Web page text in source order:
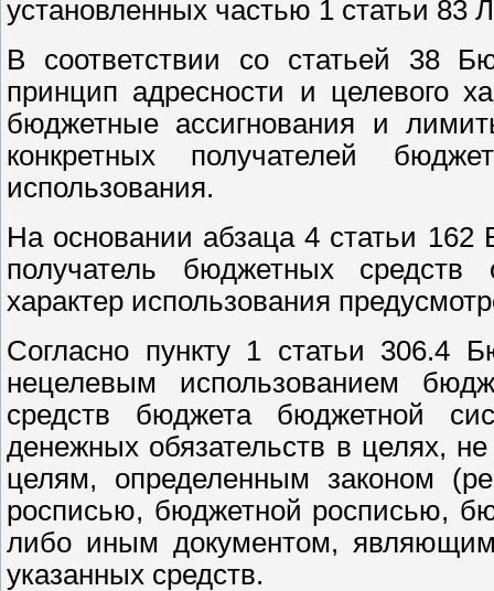
установленных частью 1 статьи 83
В соответствии со статьей 38
принцип адресности и целевого
бюджетные ассигнования и
конкретных получателей
использования.
На основании абзаца 4 статьи 162
получатель бюджетных средств
характер использования
Согласно пункту 1 статьи 306.4
нецелевым использованием
средств бюджета бюджетной
денежных обязательств в целях,
целям, определенным законом
росписью, бюджетной росписью,
либо иным документом,
указанных средств.